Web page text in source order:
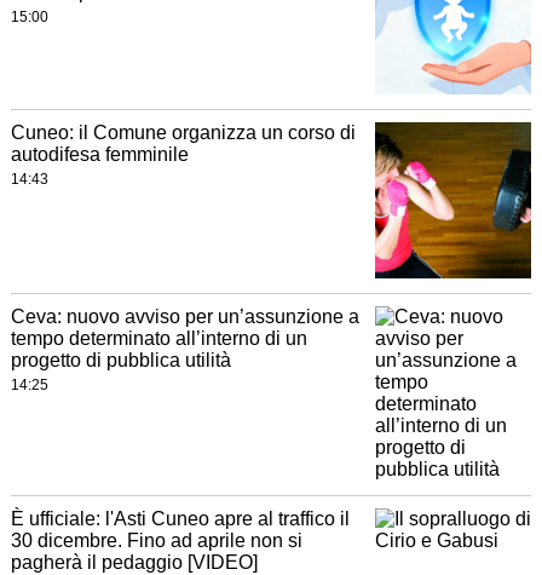
15:00
Cuneo: il Comune organizza un corso di
autodifesa femminile
14:43
Ceva: nuovo avviso per un’assunzione a
tempo determinato all’interno di un
progetto di pubblica utilità
14:25
È ufficiale: l'Asti Cuneo apre al traffico il
30 dicembre. Fino ad aprile non si
pagherà il pedaggio [VIDEO]